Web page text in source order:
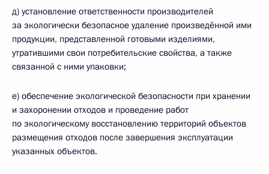
д) установление ответственности производителей
за экологически безопасное удаление произведённой ими
продукции, представленной готовыми изделиями,
утратившими свои потребительские свойства, а также
связанной с ними упаковки;
е) обеспечение экологической безопасности при хранении
и захоронении отходов и проведение работ
по экологическому восстановлению территорий объектов
размещения отходов после завершения эксплуатации
указанных объектов.